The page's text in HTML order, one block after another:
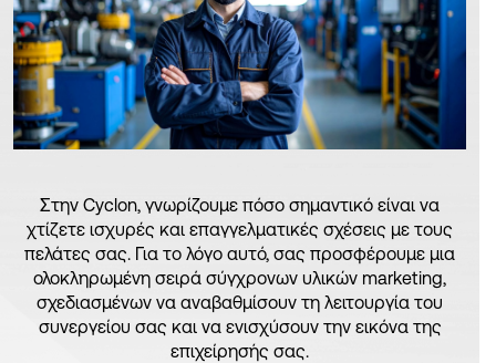
Στην Cyclon, γνωρίζουμε πόσο σημαντικό είναι να
χτίζετε ισχυρές και επαγγελματικές σχέσεις με τους
πελάτες σας. Για το λόγο αυτό, σας προσφέρουμε μια
ολοκληρωμένη σειρά σύγχρονων υλικών marketing,
σχεδιασμένων να αναβαθμίσουν τη λειτουργία του
συνεργείου σας και να ενισχύσουν την εικόνα της
επιχείρησής σας.